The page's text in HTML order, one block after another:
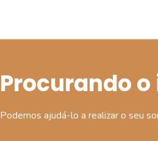
Procurando
Podemos ajudá-lo a realizar o seu